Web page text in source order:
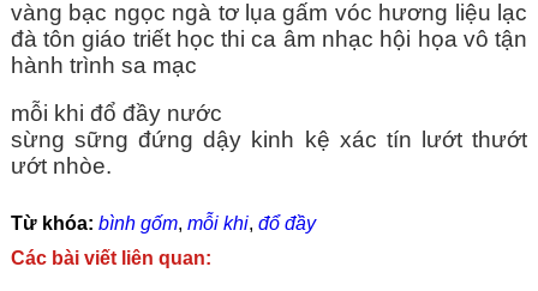
vàng bạc ngọc ngà tơ lụa gấm vóc hương liệu lạc
đà tôn giáo triết học thi ca âm nhạc hội họa vô tận
hành trình sa mạc
mỗi khi đổ đầy nước
sừng sững đứng dậy kinh kệ xác tín lướt thướt
ướt nhòe.
Từ khóa: bình gốm, mỗi khi, đổ đầy
Các bài viết liên quan: